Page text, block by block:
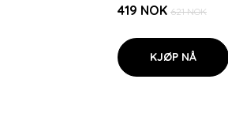
419 NOK 621 NOK
KJØP NÅ